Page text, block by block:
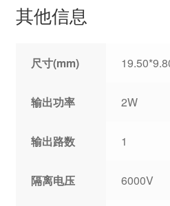
其他信息
尺寸(mm)
输出功率 2W
输出路数 1
隔离电压 6000V